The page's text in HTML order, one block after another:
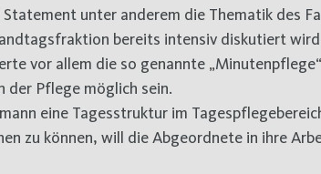
unter anderem die Thematik des
bereits intensiv diskutiert
vor allem die so genannte
Pflege möglich sein.
eine Tagesstruktur im
zu können, will die Abgeordnete in ihre